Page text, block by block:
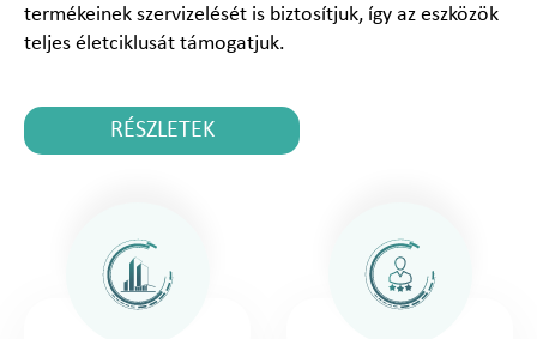
termékeinek szervizelését is biztosítjuk, így az eszközök
teljes életciklusát támogatjuk.
RÉSZLETEK